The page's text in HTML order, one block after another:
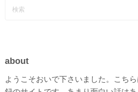
ー
about
ようこそおいで下さいました。こち